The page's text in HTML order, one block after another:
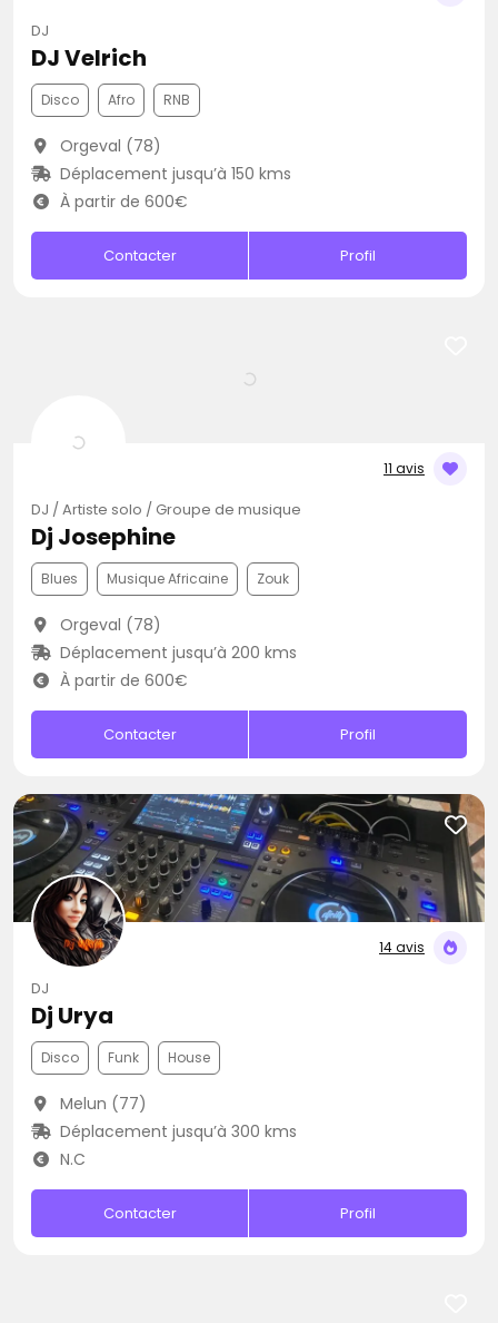
DJ
DJ Velrich
Disco Afro RNB
Orgeval (78)
Déplacement jusqu’à 150 kms
À partir de 600€
Contacter Profil
11 avis
DJ / Artiste solo / Groupe de musique
Dj Josephine
Blues Musique Africaine Zouk
Orgeval (78)
Déplacement jusqu’à 200 kms
À partir de 600€
Contacter Profil
14 avis
DJ
Dj Urya
Disco Funk House
Melun (77)
Déplacement jusqu’à 300 kms
N.C
Contacter Profil